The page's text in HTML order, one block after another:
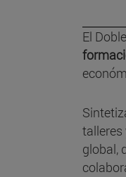
El
talleres
global,